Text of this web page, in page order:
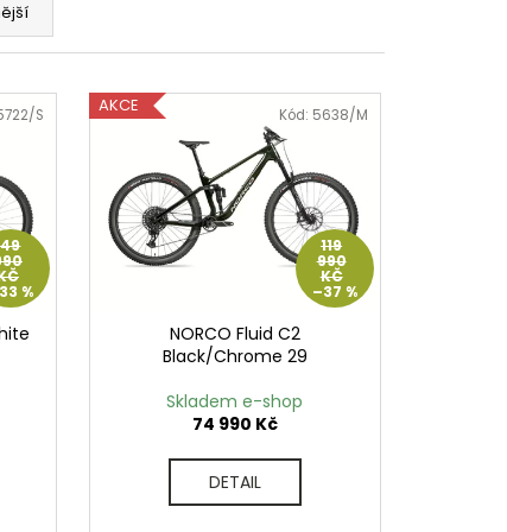
%
S AKCE
119
990
KČ
–37 %
NORCO Fluid C2
Black/Chrome 29
Skladem e-shop
74 990 Kč
DETAIL
Kód: 5638/M